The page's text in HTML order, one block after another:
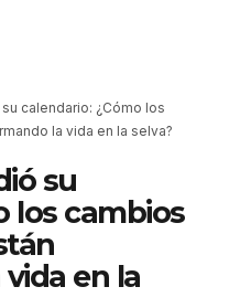
calendario: ¿Cómo los
la vida en la selva?
su
los cambios
en la